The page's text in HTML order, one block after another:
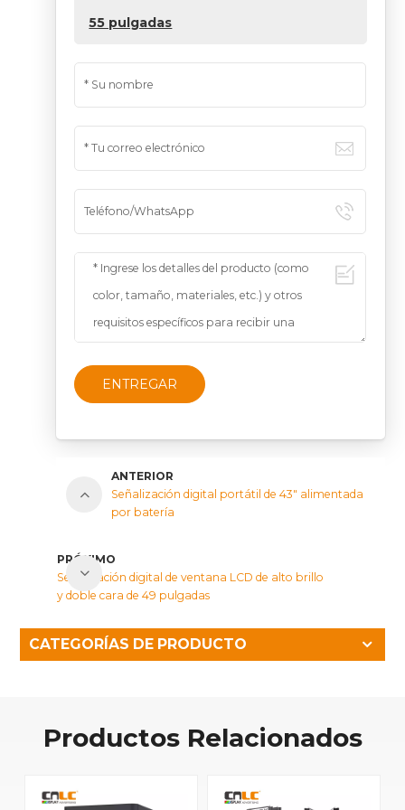
55 pulgadas
ENTREGAR
ANTERIOR
Señalización digital portátil de 43" alimentada
por batería
PRÓXIMO
Señalización digital de ventana LCD de alto brillo
y doble cara de 49 pulgadas
CATEGORÍAS DE PRODUCTO
Productos Relacionados